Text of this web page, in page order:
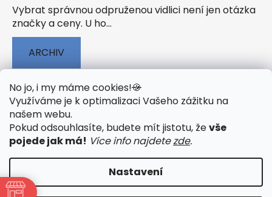
No jo, i my máme cookies!🍪
Využíváme je k optimalizaci Vašeho zážitku na
našem webu.
Pokud odsouhlasíte, budete mít jistotu, ževše
pojede jak má! Více info najdetezde.
Nastavení
Vybrat správnou odpruženou vidlici není jen otázka
značky a ceny. U ho...
ARCHIV
🟢 TECHNOLOGIE
🟢 O ELEKTROKOLECH
🟢 NÁVODY KE STAŽENÍ